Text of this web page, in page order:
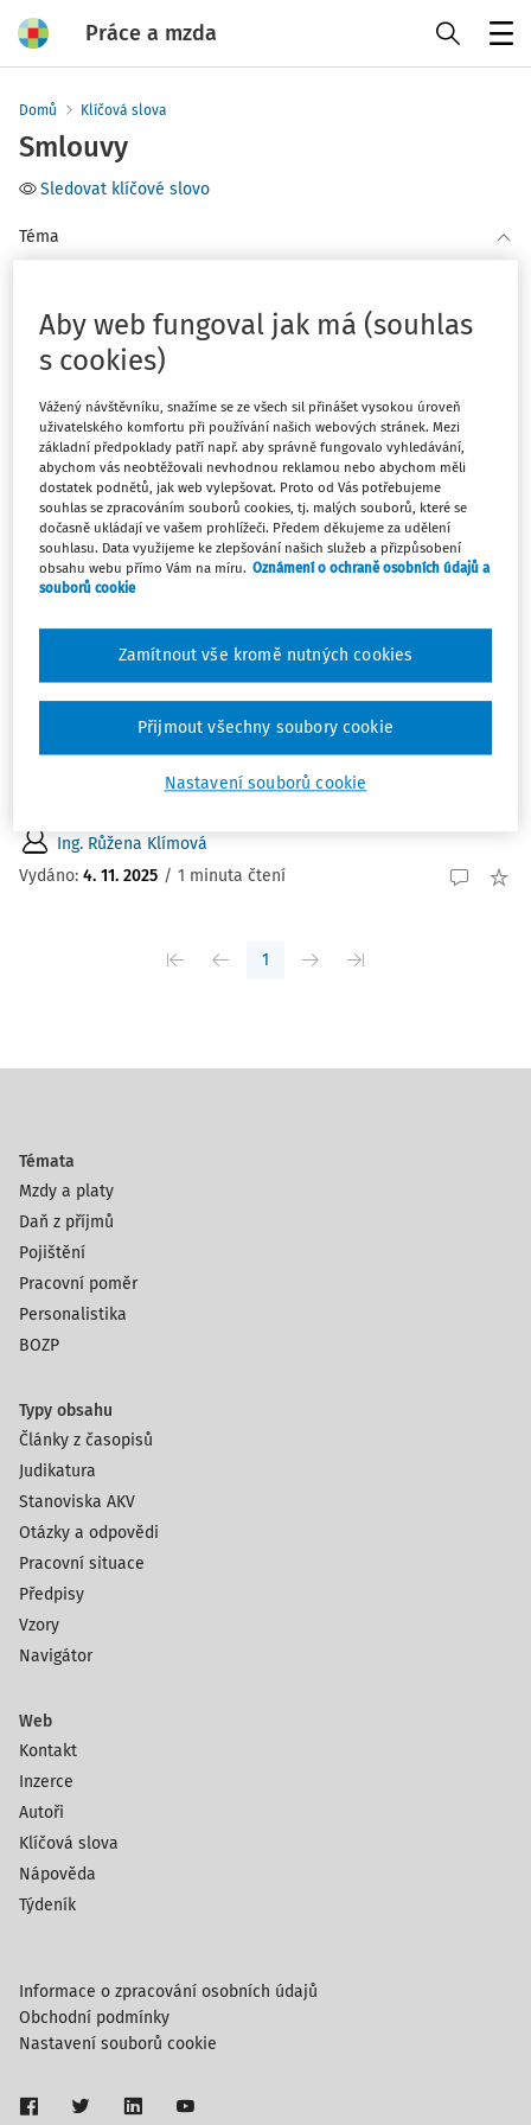
Práce a mzda
Domů Klíčová slova
Smlouvy
Sledovat klíčové slovo
Téma
Personalistika (1)
Počet vyhledaných dokumentů:1
Řadit podle:
Nejnovější Nejstarší
OTÁZKY A ODPOVĚDI
Příspěvek zaměstnavatele na DPPSS a
doložení smlouvy
Zaměstnavatel chce začít zaměstnancům přispívat na
daňově podporované produkty spoření na stáří. Žádost o
tento benefit zaměstnavatel podmínil mimo jiné
doložením příslušné smlouvy (smlouvy o penzijním
Ing. Růžena Klímová
Vydáno: 4. 11. 2025 / 1 minuta čtení
1
Témata
Mzdy a platy
Daň z příjmů
Pojištění
Pracovní poměr
Personalistika
BOZP
Typy obsahu
Články z časopisů
Judikatura
Stanoviska AKV
Otázky a odpovědi
Pracovní situace
Předpisy
Vzory
Navigátor
Web
Kontakt
Inzerce
Autoři
Klíčová slova
Nápověda
Týdeník
Informace o zpracování osobních údajů
Obchodní podmínky
Nastavení souborů cookie
Aby web fungoval jak má (souhlas
s cookies)
Vážený návštěvníku, snažíme se ze všech sil přinášet vysokou úroveň
uživatelského komfortu při používání našich webových stránek. Mezi
základní předpoklady patří např. aby správně fungovalo vyhledávání,
abychom vás neobtěžovali nevhodnou reklamou nebo abychom měli
dostatek podnětů, jak web vylepšovat. Proto od Vás potřebujeme
souhlas se zpracováním souborů cookies, tj. malých souborů, které se
dočasně ukládají ve vašem prohlížeči. Předem děkujeme za udělení
souhlasu. Data využijeme ke zlepšování našich služeb a přizpůsobení
obsahu webu přímo Vám na míru. Oznámení o ochraně osobních údajů a
souborů cookie
Nastavení souborů cookie
Zamítnout vše kromě nutných cookies
Přijmout všechny soubory cookie